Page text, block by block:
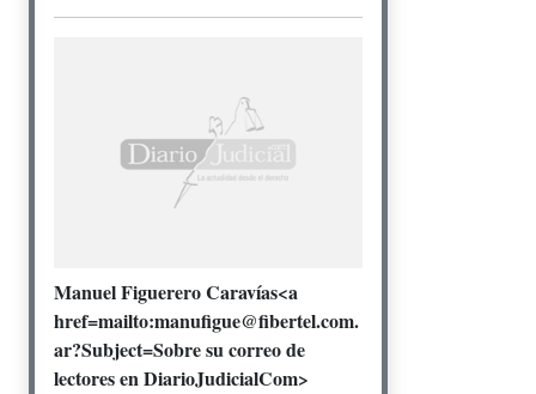
Manuel Figuerero Caravías<a
href=mailto:manufigue@fibertel.com.
ar?Subject=Sobre su correo de
lectores en DiarioJudicialCom>